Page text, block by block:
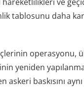
tablosunu daha
operasyonu,
yeniden
askeri baskısını